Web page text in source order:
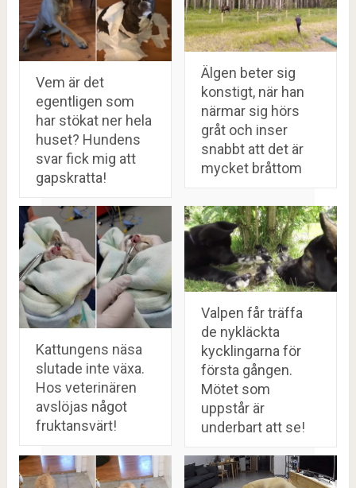
Vem är det
egentligen som
har stökat ner hela
huset? Hundens
svar fick mig att
gapskratta!
Älgen beter sig
konstigt, när han
närmar sig hörs
gråt och inser
snabbt att det är
mycket bråttom
Kattungens näsa
slutade inte växa.
Hos veterinären
avslöjas något
fruktansvärt!
Valpen får träffa
de nykläckta
kycklingarna för
första gången.
Mötet som
uppstår är
underbart att se!